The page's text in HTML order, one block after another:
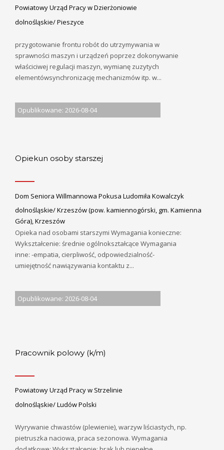
Powiatowy Urząd Pracy w Dzierżoniowie
dolnośląskie/ Pieszyce
przygotowanie frontu robót do utrzymywania w
sprawności maszyn i urządzeń poprzez dokonywanie
właściciwej regulacji maszyn, wymianę zuzytych
elementówsynchronizację mechanizmów itp. w...
Opublikowane: 2026-08-04
Opiekun osoby starszej
Dom Seniora Willmannowa Pokusa Ludomiła Kowalczyk
dolnośląskie/ Krzeszów (pow. kamiennogórski, gm. Kamienna
Góra), Krzeszów
Opieka nad osobami starszymi Wymagania konieczne:
Wykształcenie: średnie ogólnokształcące Wymagania
inne: -empatia, cierpliwość, odpowiedzialność-
umiejętność nawiązywania kontaktu z...
Opublikowane: 2026-08-04
Pracownik polowy (k/m)
Powiatowy Urząd Pracy w Strzelinie
dolnośląskie/ Ludów Polski
Wyrywanie chwastów (plewienie), warzyw liściastych, np.
pietruszka naciowa, praca sezonowa. Wymagania